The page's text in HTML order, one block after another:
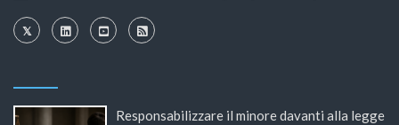
Responsabilizzare il minore davanti alla legge